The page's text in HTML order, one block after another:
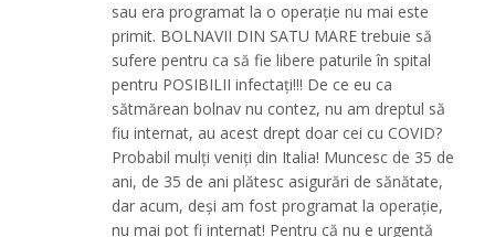
sau era programat la o operație nu mai este
primit. BOLNAVII DIN SATU MARE trebuie să
sufere pentru ca să fie libere paturile în spital
pentru POSIBILII infectați!!! De ce eu ca
sătmărean bolnav nu contez, nu am dreptul să
fiu internat, au acest drept doar cei cu COVID?
Probabil mulți veniți din Italia! Muncesc de 35 de
ani, de 35 de ani plătesc asigurări de sănătate,
dar acum, deși am fost programat la operație,
nu mai pot fi internat! Pentru că nu e urgență